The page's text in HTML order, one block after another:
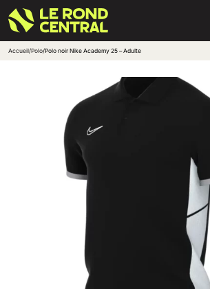
Haut de survêtement
Bas de survêtement
T-shirt & Polo
Shorts & Chaussettes
Vêtements techniques
Sac & Bagagerie
Créer une boutique club
Accueil/Polo/Polo noir Nike Academy 25 – Adulte